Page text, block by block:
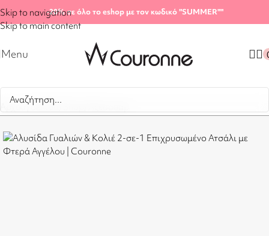
Skip to navigation
Skip to main content
-20%σε όλο το eshop με τον κωδικό "SUMMER""
Menu
Αρχική σελίδα